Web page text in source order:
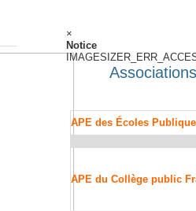
×
Notice
APE des Écoles
APE du Collège public